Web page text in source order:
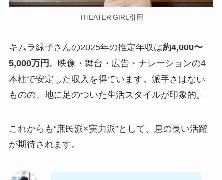
THEATER GIRL引用
キムラ緑子さんの2025年の推定年収は約4,000〜
5,000万円 。映像・舞台・広告・ナレーションの4
本柱で安定した収入を得ています。派手さはない
ものの、地に足のついた生活スタイルが印象的。
これからも“庶民派×実力派”として、息の長い活躍
が期待されます。